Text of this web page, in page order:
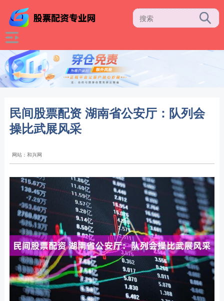
民间股票配资 湖南省公安厅：队列会
操比武展风采
网站：和兴网